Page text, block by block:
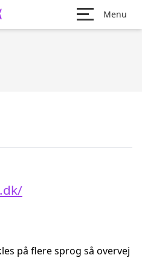
Menu
på flere sprog så overvej